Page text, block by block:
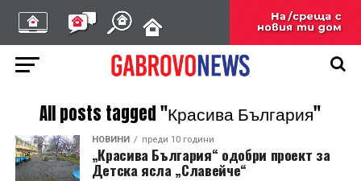
All posts tagged "Красива България"
НОВИНИ преди 10 години
„Красива България“ одобри проект за
Детска ясла „Славейче“